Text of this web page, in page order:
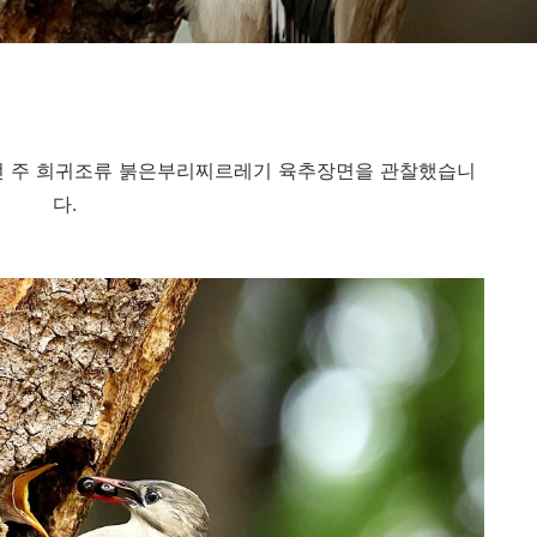
희귀조류 붉은부리찌르레기 육추장면을 관찰했습니
다.